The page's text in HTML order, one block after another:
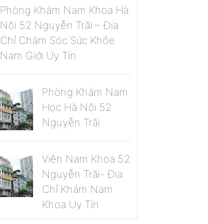
Phòng Khám Nam Khoa Hà
Nội 52 Nguyễn Trãi – Địa
Chỉ Chăm Sóc Sức Khỏe
Nam Giới Uy Tín
Phòng Khám Nam
Học Hà Nội 52
Nguyễn Trãi
Viện Nam Khoa 52
Nguyễn Trãi- Địa
Chỉ Khám Nam
Khoa Uy Tín